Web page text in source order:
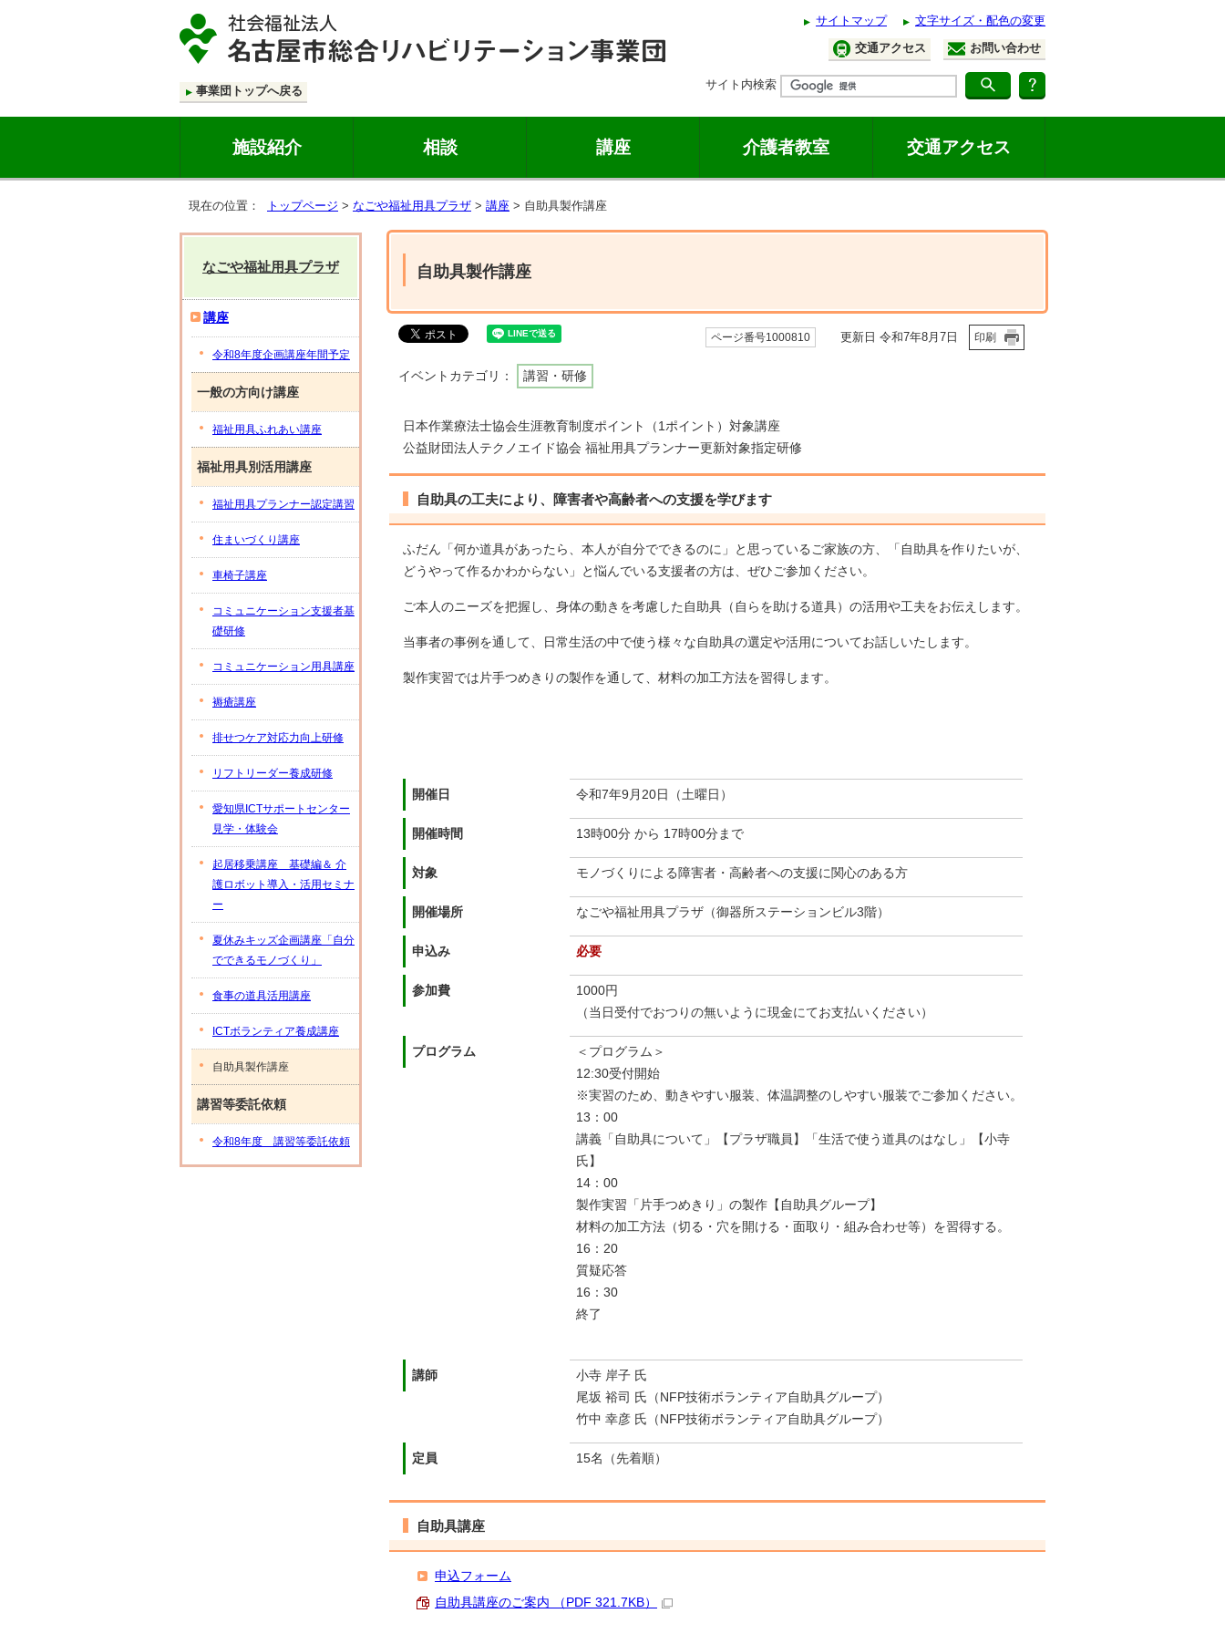
事業団トップへ戻る
サイトマップ
文字サイズ・配色の変更
交通アクセス
お問い合わせ
サイト内検索
施設紹介 相談 講座 介護者教室 交通アクセス
現在の位置： トップページ > なごや福祉用具プラザ > 講座 > 自助具製作講座
自助具製作講座
ページ番号1000810 更新日 令和7年8月7日 印刷
イベントカテゴリ： 講習・研修
日本作業療法士協会生涯教育制度ポイント（1ポイント）対象講座
公益財団法人テクノエイド協会 福祉用具プランナー更新対象指定研修
自助具の工夫により、障害者や高齢者への支援を学びます
ふだん「何か道具があったら、本人が自分でできるのに」と思っているご家族の方、「自助具を作りたいが、
どうやって作るかわからない」と悩んでいる支援者の方は、ぜひご参加ください。
ご本人のニーズを把握し、身体の動きを考慮した自助具（自らを助ける道具）の活用や工夫をお伝えします。
当事者の事例を通して、日常生活の中で使う様々な自助具の選定や活用についてお話しいたします。
製作実習では片手つめきりの製作を通して、材料の加工方法を習得します。
開催日 令和7年9月20日（土曜日）
開催時間 13時00分 から 17時00分まで
対象 モノづくりによる障害者・高齢者への支援に関心のある方
開催場所 なごや福祉用具プラザ（御器所ステーションビル3階）
申込み 必要
参加費
1000円
（当日受付でおつりの無いように現金にてお支払いください）
プログラム
＜プログラム＞
12:30受付開始
※実習のため、動きやすい服装、体温調整のしやすい服装でご参加ください。
13：00
講義「自助具について」【プラザ職員】「生活で使う道具のはなし」【小寺
氏】
14：00
製作実習「片手つめきり」の製作【自助具グループ】
材料の加工方法（切る・穴を開ける・面取り・組み合わせ等）を習得する。
16：20
質疑応答
16：30
終了
講師
小寺 岸子 氏
尾坂 裕司 氏（NFP技術ボランティア自助具グループ）
竹中 幸彦 氏（NFP技術ボランティア自助具グループ）
定員 15名（先着順）
自助具講座
申込フォーム
自助具講座のご案内 （PDF 321.7KB）
なごや福祉用具プラザ
講座
令和8年度企画講座年間予定
一般の方向け講座
福祉用具ふれあい講座
福祉用具別活用講座
福祉用具プランナー認定講習
住まいづくり講座
車椅子講座
コミュニケーション支援者基
礎研修
コミュニケーション用具講座
褥瘡講座
排せつケア対応力向上研修
リフトリーダー養成研修
愛知県ICTサポートセンター
見学・体験会
起居移乗講座 基礎編＆ 介
護ロボット導入・活用セミナ
ー
夏休みキッズ企画講座「自分
でできるモノづくり」
食事の道具活用講座
ICTボランティア養成講座
自助具製作講座
講習等委託依頼
令和8年度 講習等委託依頼